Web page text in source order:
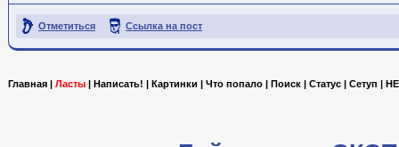
Отметиться Ссылка на пост
Главная Ласты Написать! Картинки Что попало Поиск Статус Сетуп